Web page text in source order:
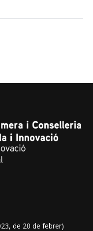
de 20 de febrer)